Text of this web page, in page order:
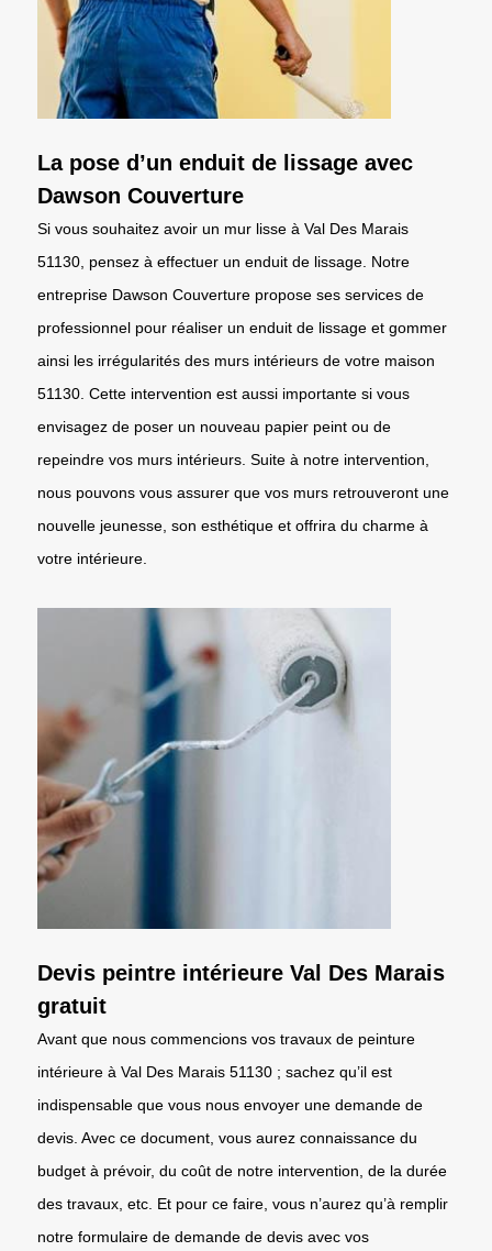
La pose d’un enduit de lissage avec
Dawson Couverture
Si vous souhaitez avoir un mur lisse à Val Des Marais
51130, pensez à effectuer un enduit de lissage. Notre
entreprise Dawson Couverture propose ses services de
professionnel pour réaliser un enduit de lissage et gommer
ainsi les irrégularités des murs intérieurs de votre maison
51130. Cette intervention est aussi importante si vous
envisagez de poser un nouveau papier peint ou de
repeindre vos murs intérieurs. Suite à notre intervention,
nous pouvons vous assurer que vos murs retrouveront une
nouvelle jeunesse, son esthétique et offrira du charme à
votre intérieure.
Devis peintre intérieure Val Des Marais
gratuit
Avant que nous commencions vos travaux de peinture
intérieure à Val Des Marais 51130 ; sachez qu’il est
indispensable que vous nous envoyer une demande de
devis. Avec ce document, vous aurez connaissance du
budget à prévoir, du coût de notre intervention, de la durée
des travaux, etc. Et pour ce faire, vous n’aurez qu’à remplir
notre formulaire de demande de devis avec vos